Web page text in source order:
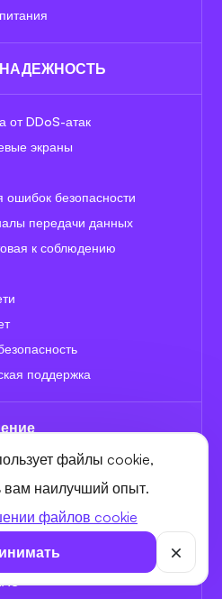
файлы cookie,
вам наилучший опыт.
файлов cookie
от DDoS-атак
экраны
безопасности
передачи данных
к соблюдению
поддержка
клик